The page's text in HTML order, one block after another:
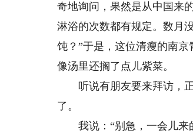
奇地询问，果然是从中国来
淋浴的次数都有规定。数月
饨？”于是，这位清瘦的南
像汤里还搁了点儿紫菜。
听说有朋友要来拜访，正
了。
我说：“别急，一会儿来